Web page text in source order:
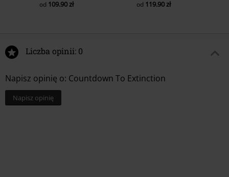
od 109.90 zł od 119.90 zł
Liczba opinii: 0
Napisz opinię o: Countdown To Extinction
Napisz opinię